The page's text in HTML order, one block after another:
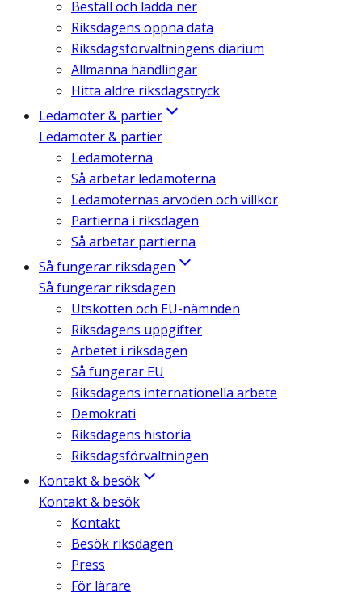
Beställ och ladda ner
Riksdagens öppna data
Riksdagsförvaltningens diarium
Allmänna handlingar
Hitta äldre riksdagstryck
Ledamöter & partier
Ledamöter & partier
Ledamöterna
Så arbetar ledamöterna
Ledamöternas arvoden och villkor
Partierna i riksdagen
Så arbetar partierna
Så fungerar riksdagen
Så fungerar riksdagen
Utskotten och EU-nämnden
Riksdagens uppgifter
Arbetet i riksdagen
Så fungerar EU
Riksdagens internationella arbete
Demokrati
Riksdagens historia
Riksdagsförvaltningen
Kontakt & besök
Kontakt & besök
Kontakt
Besök riksdagen
Press
För lärare